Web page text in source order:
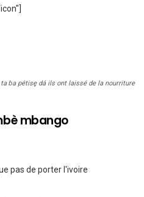
ɓa pétisę dá ils ont laissé de la nourriture
mbango
pas de porter l'ivoire